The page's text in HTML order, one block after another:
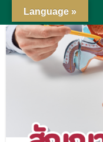
Language »